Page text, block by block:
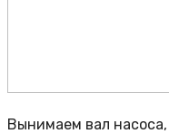
Вынимаем вал